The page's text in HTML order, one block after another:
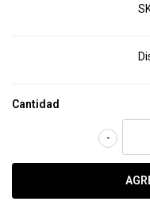
Cantidad
-